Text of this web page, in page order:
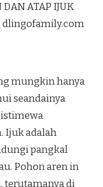
RESAPAN
ATAP
ATAP IJUK
dlingofamily.com
mungkin hanya
seandainya
istimewa
Ijuk adalah
pangkal
Pohon aren in
terutamanya di